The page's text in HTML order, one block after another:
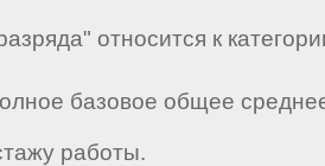
относится к
базовое общее
работы.